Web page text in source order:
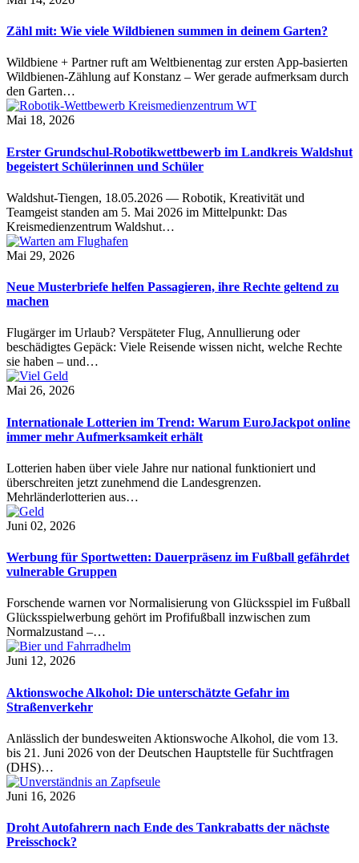
Zähl mit: Wie viele Wildbienen summen in deinem Garten?
Wildbiene + Partner ruft am Weltbienentag zur ersten App-basierten
Wildbienen-Zählung auf Konstanz – Wer gerade aufmerksam durch
den Garten…
Mai 18, 2026
Erster Grundschul-Robotikwettbewerb im Landkreis Waldshut
begeistert Schülerinnen und Schüler
Waldshut-Tiengen, 18.05.2026 — Robotik, Kreativität und
Teamgeist standen am 5. Mai 2026 im Mittelpunkt: Das
Kreismedienzentrum Waldshut…
Mai 29, 2026
Neue Musterbriefe helfen Passagieren, ihre Rechte geltend zu
machen
Flugärger im Urlaub? Verspäteter Flug, Annullierung oder
beschädigtes Gepäck: Viele Reisende wissen nicht, welche Rechte
sie haben – und…
Mai 26, 2026
Internationale Lotterien im Trend: Warum EuroJackpot online
immer mehr Aufmerksamkeit erhält
Lotterien haben über viele Jahre nur national funktioniert und
überschreiten jetzt zunehmend die Landesgrenzen.
Mehrländerlotterien aus…
Juni 02, 2026
Werbung für Sportwetten: Dauerpräsenz im Fußball gefährdet
vulnerable Gruppen
Forschende warnen vor Normalisierung von Glücksspiel im Fußball
Glücksspielwerbung gehört im Profifußball inzwischen zum
Normalzustand –…
Juni 12, 2026
Aktionswoche Alkohol: Die unterschätzte Gefahr im
Straßenverkehr
Anlässlich der bundesweiten Aktionswoche Alkohol, die vom 13.
bis 21. Juni 2026 von der Deutschen Hauptstelle für Suchtfragen
(DHS)…
Juni 16, 2026
Droht Autofahrern nach Ende des Tankrabatts der nächste
Preisschock?